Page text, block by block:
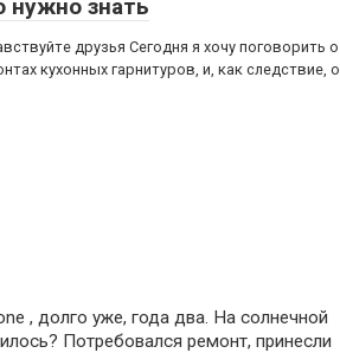
нужно знать
друзья Сегодня я хочу поговорить о
кухонных гарнитуров, и, как следствие, о
, долго уже, года два. На солнечной
Потребовался ремонт, принесли